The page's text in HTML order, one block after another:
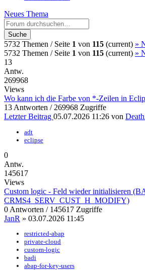
Neues Thema
Suche
5732 Themen / Seite 1 von 115 (current) »
5732 Themen / Seite 1 von 115 (current) »
13
Antw.
269968
Views
Wo kann ich die Farbe von *-Zeilen in
13 Antworten / 269968 Zugriffe
Letzter Beitrag 05.07.2026 11:26 von
adt
eclipse
0
Antw.
145617
Views
Custom logic - Feld wieder initialisieren
CRMS4_SERV_CUST_H_MODIFY)
0 Antworten / 145617 Zugriffe
JanR » 03.07.2026 11:45
restricted-abap
private-cloud
custom-logic
badi
abap-for-key-users